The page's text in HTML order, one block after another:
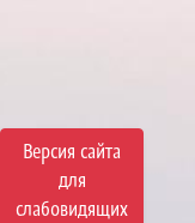
Версия сайта
для
слабовидящих